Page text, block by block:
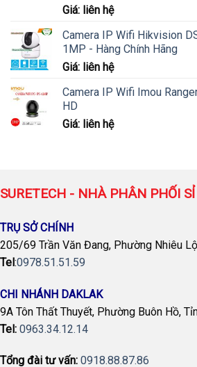
Giá: liên hệ
Camera IP Wifi Hikvision
1MP - Hàng Chính Hãng
Giá: liên hệ
Camera IP Wifi Imou
HD
Giá: liên hệ
SURETECH - NHÀ PHÂN PHỐI
TRỤ SỞ CHÍNH
205/69 Trần Văn Đang, Phường Nhiêu
Tel:0978.51.51.59
CHI NHÁNH DAKLAK
9A Tôn Thất Thuyết, Phường Buôn Hồ,
Tel: 0963.34.12.14
Tổng đài tư vấn: 0918.88.87.86